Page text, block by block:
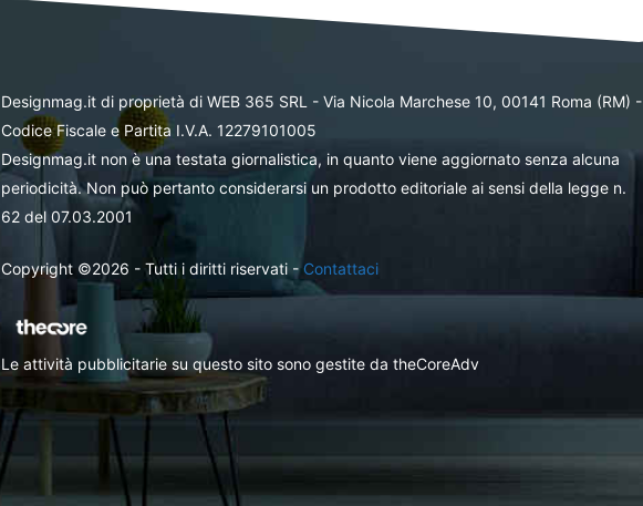
Designmag.it di proprietà di WEB 365 SRL - Via Nicola Marchese 10, 00141 Roma (RM) -
Codice Fiscale e Partita I.V.A. 12279101005
Designmag.it non è una testata giornalistica, in quanto viene aggiornato senza alcuna
periodicità. Non può pertanto considerarsi un prodotto editoriale ai sensi della legge n.
62 del 07.03.2001
Copyright ©2026 - Tutti i diritti riservati -Contattaci
Le attività pubblicitarie su questo sito sono gestite da theCoreAdv